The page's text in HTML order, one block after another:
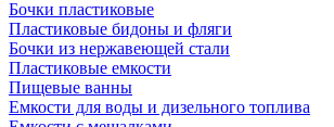
Бочки пластиковые
Пластиковые бидоны и фляги
Бочки из нержавеющей стали
Пластиковые емкости
Пищевые ванны
Емкости для воды и дизельного топлива